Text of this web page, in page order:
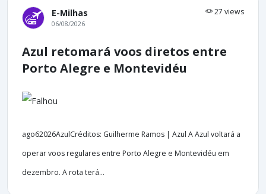
E-Milhas 27 views
06/08/2026
Azul retomará voos diretos entre
Porto Alegre e Montevidéu
ago62026AzulCréditos: Guilherme Ramos | Azul A Azul voltará a
operar voos regulares entre Porto Alegre e Montevidéu em
dezembro. A rota terá...